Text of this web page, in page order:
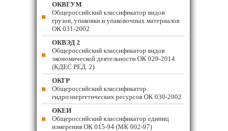
ОКВГУМ
Общероссийский классификатор видов
грузов, упаковки и упаковочных материалов
ОК 031-2002
ОКВЭД 2
Общероссийский классификатор видов
экономической деятельности ОК 029-2014
(КДЕС РЕД. 2)
ОКГР
Общероссийский классификатор
гидроэнергетических ресурсов ОК 030-2002
ОКЕИ
Общероссийский классификатор единиц
измерения ОК 015-94 (МК 002-97)